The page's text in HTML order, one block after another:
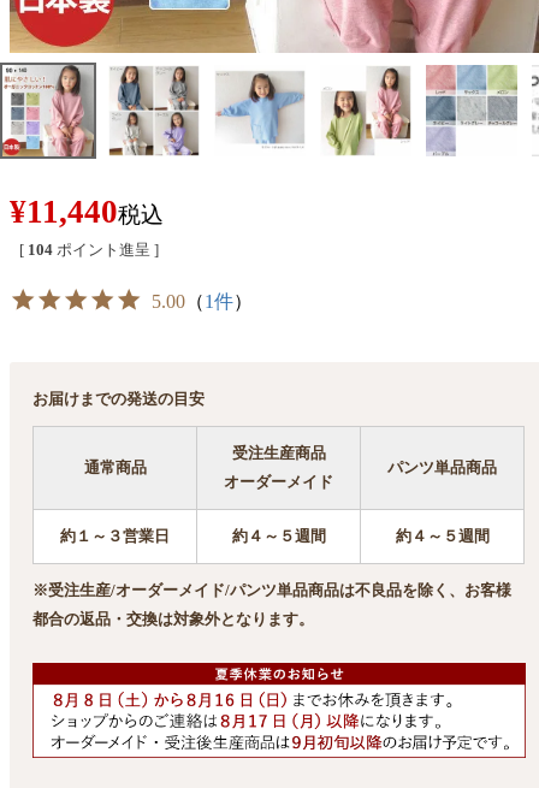
¥11,440税込
[ 104 ポイント進呈 ]
5.00 （1件）
お届けまでの発送の目安
通常商品
受注生産商品
オーダーメイド
パンツ単品商品
約１～３営業日 約４～５週間 約４～５週間
※受注生産/オーダーメイド/パンツ単品商品は不良品を除く、お客様
都合の返品・交換は対象外となります。